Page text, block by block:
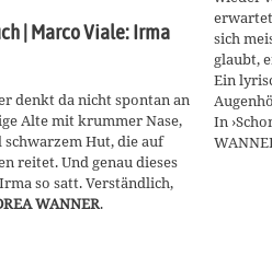
| Marco Viale: Irma
denkt da nicht spontan an
Alte mit krummer Nase,
schwarzem Hut, die auf
reitet. Und genau dieses
so satt. Verständlich,
WANNER.
sich
glaubt,
Ein
In